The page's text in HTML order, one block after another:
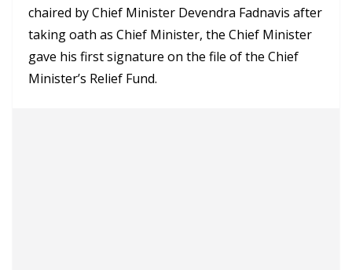
chaired by Chief Minister Devendra Fadnavis after
taking oath as Chief Minister, the Chief Minister
gave his first signature on the file of the Chief
Minister’s Relief Fund.